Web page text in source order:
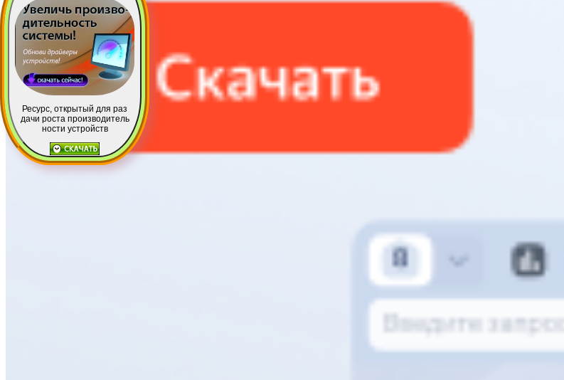
Ресурс, открытый для раз
дачи роста производитель
ности устройств